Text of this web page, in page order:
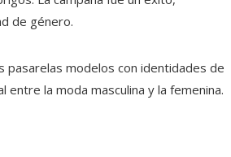
de género.
modelos con identidades de
la moda masculina y la femenina.